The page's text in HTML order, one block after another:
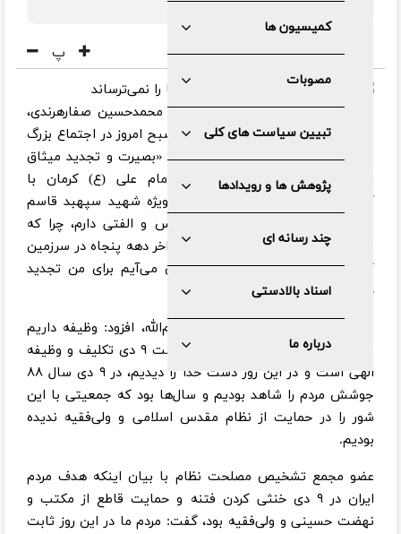
کمیسیون ها
مصوبات
تبیین سیاست های کلی
پژوهش ها و رویدادها
چند رسانه ای
اسناد بالادستی
درباره ما
پ
به گزارشخبرگزاری تسنیم از کرمان، محمدحسین صفارهرندی،
عضو مجمع تشخیص مصلحت نظام صبح امروز در اجتماع بزرگ
و مردمی بزرگداشت حماسه ۹ دی‌ روز «بصیرت و تجدید میثاق
امت با ولایت» در مصلی بزرگ امام علی (ع) کرمان با
گرامیداشت یاد و خاطره شهیدان به‌ویژه شهید سپهبد قاسم
سلیمانی، اظهار داشت: با کرمان انس و الفتی دارم، چرا که
توفیق خدمتگزاری در دهه شصت و اواخر دهه پنجاه در سرزمین
کرمان داشتم و هر بار که به کرمان می‌آیم برای من تجدید
خاطرات می‌شود.
وی با گرامیداشت ۹ دی به‌عنوان یوم‌الله، افزود: وظیفه داریم
روزهای خدا را تعظیم کنیم و بزرگداشت ۹ دی تکلیف و وظیفه
الهی است و در این روز دست خدا را دیدیم، در ۹ دی سال ۸۸
جوشش مردم را شاهد بودیم و سال‌ها بود که جمعیتی با این
شور را در حمایت از نظام مقدس اسلامی و ولی‌فقیه ندیده
بودیم.
عضو مجمع تشخیص مصلحت نظام با بیان اینکه هدف مردم
ایران در ۹ دی خنثی کردن فتنه و حمایت قاطع از مکتب و
نهضت حسینی و ولی‌فقیه بود، گفت: مردم ما در این روز ثابت